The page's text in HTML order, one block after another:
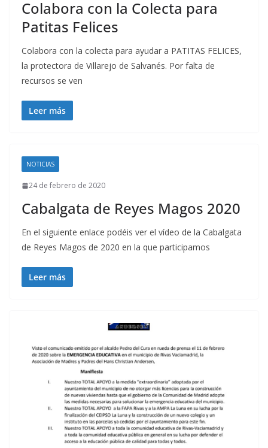
Colabora con la Colecta para
Patitas Felices
Colabora con la colecta para ayudar a PATITAS FELICES,
la protectora de Villarejo de Salvanés. Por falta de
recursos se ven
Leer más
NOTICIAS
24 de febrero de 2020
Cabalgata de Reyes Magos 2020
En el siguiente enlace podéis ver el vídeo de la Cabalgata
de Reyes Magos de 2020 en la que participamos
Leer más